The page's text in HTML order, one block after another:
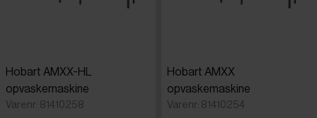
Hobart AMXX-HL
opvaskemaskine
Varenr: 81410258
Hobart AMXX
opvaskemaskine
Varenr: 81410254